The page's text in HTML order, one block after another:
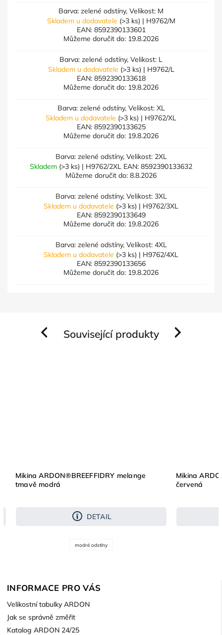
Barva: zelené odstíny, Velikost: M
Skladem u dodavatele (>3 ks) | H9762/M
EAN: 8592390133601
Můžeme doručit do: 19.8.2026
Barva: zelené odstíny, Velikost: L
Skladem u dodavatele (>3 ks) | H9762/L
EAN: 8592390133618
Můžeme doručit do: 19.8.2026
Barva: zelené odstíny, Velikost: XL
Skladem u dodavatele (>3 ks) | H9762/XL
EAN: 8592390133625
Můžeme doručit do: 19.8.2026
Barva: zelené odstíny, Velikost: 2XL
Skladem (>3 ks) | H9762/2XL EAN: 8592390133632
Můžeme doručit do: 8.8.2026
Barva: zelené odstíny, Velikost: 3XL
Skladem u dodavatele (>3 ks) | H9762/3XL
EAN: 8592390133649
Můžeme doručit do: 19.8.2026
Barva: zelené odstíny, Velikost: 4XL
Skladem u dodavatele (>3 ks) | H9762/4XL
EAN: 8592390133656
Můžeme doručit do: 19.8.2026
Související produkty
Previous
Mikina ARDON®BREEFFIDRY melange
tmavě modrá
DETAIL
modré odstíny
Mikina
červená
Next
INFORMACE PRO VÁS
Velikostní tabulky ARDON
Jak se správně změřit
Katalog ARDON 24/25